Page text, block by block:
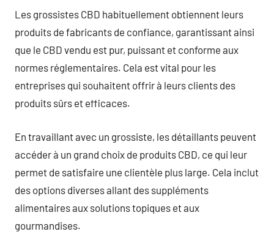
Les grossistes CBD habituellement obtiennent leurs
produits de fabricants de confiance, garantissant ainsi
que le CBD vendu est pur, puissant et conforme aux
normes réglementaires. Cela est vital pour les
entreprises qui souhaitent offrir à leurs clients des
produits sûrs et efficaces.
En travaillant avec un grossiste, les détaillants peuvent
accéder à un grand choix de produits CBD, ce qui leur
permet de satisfaire une clientèle plus large. Cela inclut
des options diverses allant des suppléments
alimentaires aux solutions topiques et aux
gourmandises.